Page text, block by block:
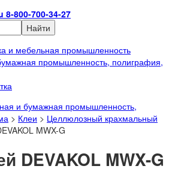
8-800-700-34-27
Найти
и мебельная промышленность
промышленность, полиграфия,
и бумажная промышленность,
> Клеи > Целлюлозный крахмальный
MWX-G
DEVAKOL MWX-G